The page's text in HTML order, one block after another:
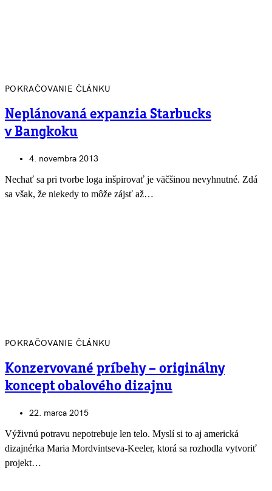
POKRAČOVANIE ČLÁNKU
Neplánovaná expanzia Starbucks
v Bangkoku
4. novembra 2013
Nechať sa pri tvorbe loga inšpirovať je väčšinou nevyhnutné. Zdá
sa však, že niekedy to môže zájsť až…
POKRAČOVANIE ČLÁNKU
Konzervované príbehy – originálny
koncept obalového dizajnu
22. marca 2015
Výživnú potravu nepotrebuje len telo. Myslí si to aj americká
dizajnérka Maria Mordvintseva-Keeler, ktorá sa rozhodla vytvoriť
projekt…